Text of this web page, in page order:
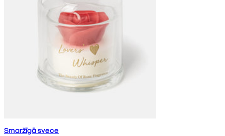
Smaržīgā svece